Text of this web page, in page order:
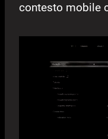
contesto mobile